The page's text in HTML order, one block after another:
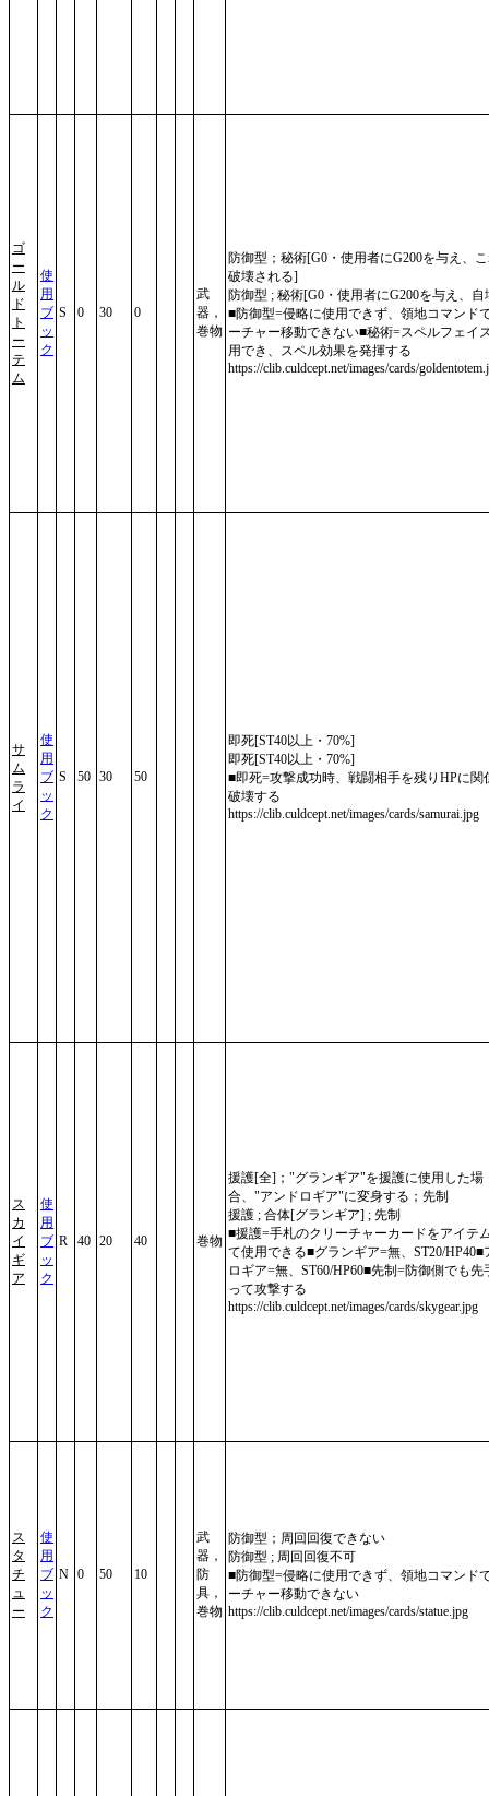
ゴ
ー
ル
ド
ト
ー
テ
ム
使
用
ブ
ッ
ク
S 0 30 0
武
器，
巻物
防御型；秘術[G0・使用者にG200を与え、
破壊される]
防御型 ; 秘術[G0・使用者にG200を与え、自
■防御型=侵略に使用できず、領地コマンド
ーチャー移動できない■秘術=スペルフェイ
用でき、スペル効果を発揮する
https://clib.culdcept.net/images/cards/
サ
ム
ラ
イ
使
用
ブ
ッ
ク
S 50 30 50
即死[ST40以上・70%]
即死[ST40以上・70%]
■即死=攻撃成功時、戦闘相手を残りHPに関
破壊する
https://clib.culdcept.net/images/cards/samurai.jpg
ス
カ
イ
ギ
ア
使
用
ブ
ッ
ク
R 40 20 40 巻物
援護[全]；"グランギア"を援護に使用した場
合、"アンドロギア"に変身する；先制
援護 ; 合体[グランギア] ; 先制
■援護=手札のクリーチャーカードをアイテ
て使用できる■グランギア=無、ST20/HP40■
ロギア=無、ST60/HP60■先制=防御側でも先
って攻撃する
https://clib.culdcept.net/images/cards/skygear.jpg
ス
タ
チ
ュ
ー
使
用
ブ
ッ
ク
N 0 50 10
武
器，
防
具，
巻物
防御型；周回回復できない
防御型 ; 周回回復不可
■防御型=侵略に使用できず、領地コマンド
ーチャー移動できない
https://clib.culdcept.net/images/cards/statue.jpg